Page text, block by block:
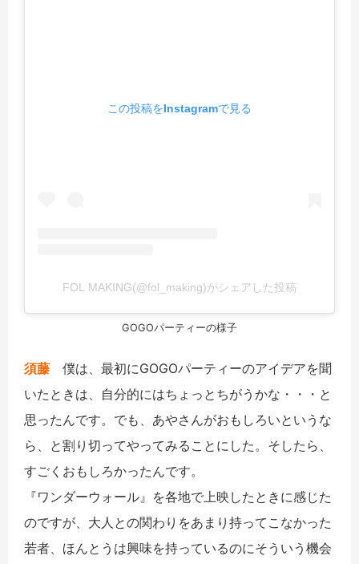
この投稿をInstagramで見る
FOL MAKING(@fol_making)がシェアした投稿
GOGOパーティーの様子
須藤 僕は、最初にGOGOパーティーのアイデアを聞
いたときは、自分的にはちょっとちがうかな・・・と
思ったんです。でも、あやさんがおもしろいというな
ら、と割り切ってやってみることにした。そしたら、
すごくおもしろかったんです。
『ワンダーウォール』を各地で上映したときに感じた
のですが、大人との関わりをあまり持ってこなかった
若者、ほんとうは興味を持っているのにそういう機会